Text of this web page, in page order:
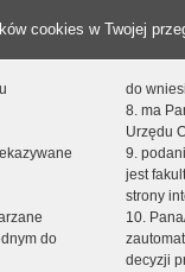
cookies w Twojej
do
do
8. ma
Urzędu
9.
jest
strony
10.
decyzji